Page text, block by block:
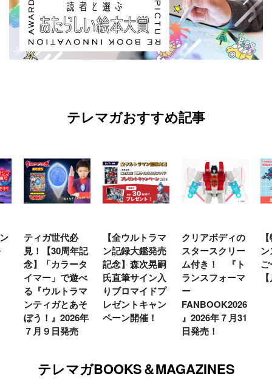
テレマガおすすめ記事
ティガ世代必
見！【30周年記
念】「カラータ
イマー」で遊べ
る『ウルトラマ
ンティガとあそ
ぼう！』2026年
７月９日発売
【全ウルトラマ
ン記録大鑑発売
記念】森次晃嗣
氏直筆サイン入
りブロマイドプ
レゼントキャン
ペーン開催！
クリアボディの
スタースクリー
ム付き！ 『ト
ランスフォーマ
ー
FANBOOK2026
』2026年７月31
日発売！
テレマガBOOKS＆MAGAZINES